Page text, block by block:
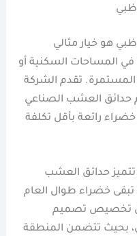
هو خيار مثالي
المساحات السكنية أو
المستمرة. تقدم الشركة
حدائق العشب الصناعي
رائعة بأقل تكلفة
حدائق العشب
تبقى خضراء طوال العام
تخصيص تصميم
بحيث تتضمن المنطقة